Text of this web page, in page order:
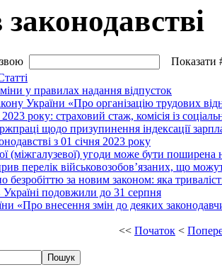
Показати
у правилах надання відпусток
України «Про організацію трудових
2023 року: страховий стаж, комісія із
щодо призупинення індексації
з 01 січня 2023 року
(міжгалузевої) угоди може бути поширена
перелік військовозобов’язаних, що
безробіттю за новим законом: яка
подовжили до 31 серпня
«Про внесення змін до деяких
<< Початок <